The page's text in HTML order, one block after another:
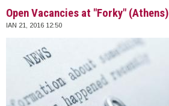
Open Vacancies at "Forky" (Athens)
ΙΑΝ 21, 2016 12:50